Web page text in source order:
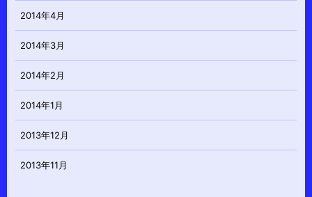
2014年4月
2014年3月
2014年2月
2014年1月
2013年12月
2013年11月